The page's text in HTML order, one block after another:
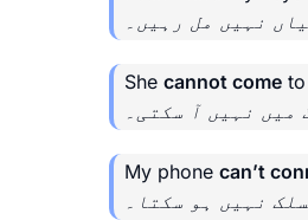
نہیں مل رہیں۔
She cannot come
میں نہیں آ سکتی۔
My phone can’t
نہیں ہو سکتا۔